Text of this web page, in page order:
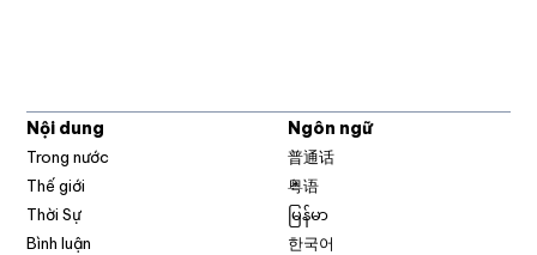
Nội dung
Trong nước
Thế giới
Thời Sự
Bình luận
Ngôn ngữ
普通话
粤语
မြန်မာ
한국어